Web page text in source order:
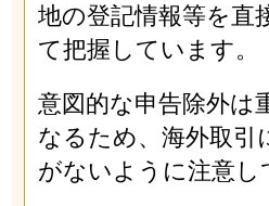
地の登記情報等を直
て把握しています。
意図的な申告除外は
なるため、海外取引
がないように注意し